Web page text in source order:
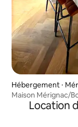
Hébergement ⋅
Maison Mérignac/
Location